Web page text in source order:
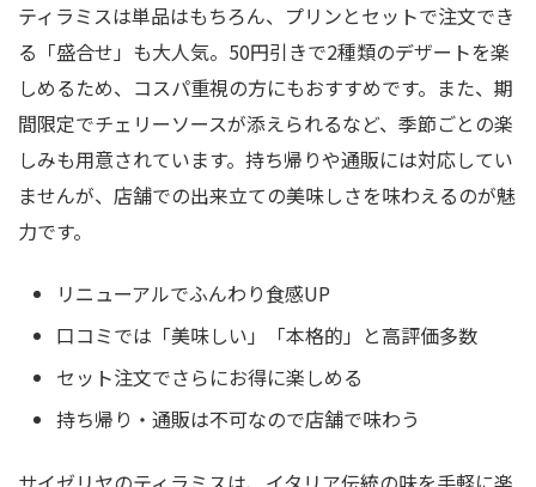
ティラミスは単品はもちろん、プリンとセットで注文でき
る「盛合せ」も大人気。50円引きで2種類のデザートを楽
しめるため、コスパ重視の方にもおすすめです。また、期
間限定でチェリーソースが添えられるなど、季節ごとの楽
しみも用意されています。持ち帰りや通販には対応してい
ませんが、店舗での出来立ての美味しさを味わえるのが魅
力です。
リニューアルでふんわり食感UP
口コミでは「美味しい」「本格的」と高評価多数
セット注文でさらにお得に楽しめる
持ち帰り・通販は不可なので店舗で味わう